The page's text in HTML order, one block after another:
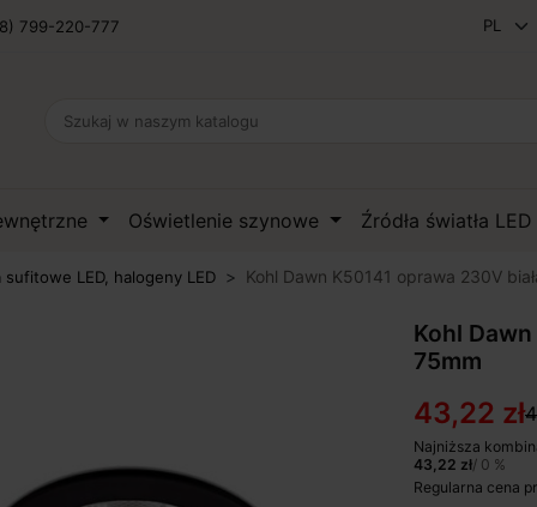
799-220-777
Oświetlenie szynowe Źródła światła LED
sufitowe LED, halogeny LED Kohl Dawn K50141 oprawa 230V
Kohl
75mm
43,22 zł
Najniższa
43,22 zł/ 0 %
Regularna cena